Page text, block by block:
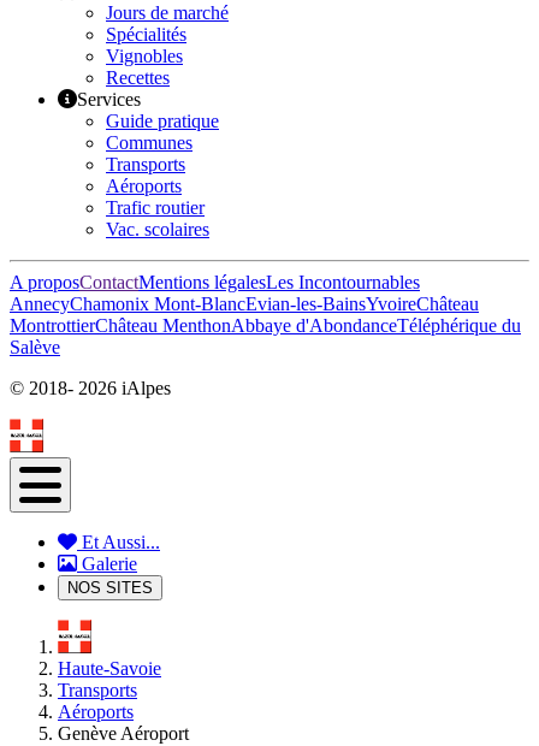
Jours de marché
Spécialités
Vignobles
Recettes
Services
Guide pratique
Communes
Transports
Aéroports
Trafic routier
Vac. scolaires
A proposContactMentions légalesLes Incontournables
AnnecyChamonix Mont-BlancEvian-les-BainsYvoireChâteau
MontrottierChâteau MenthonAbbaye d'AbondanceTéléphérique du
Salève
© 2018- 2026 iAlpes
Et Aussi...
Galerie
NOS SITES
Haute-Savoie
Transports
Aéroports
Genève Aéroport